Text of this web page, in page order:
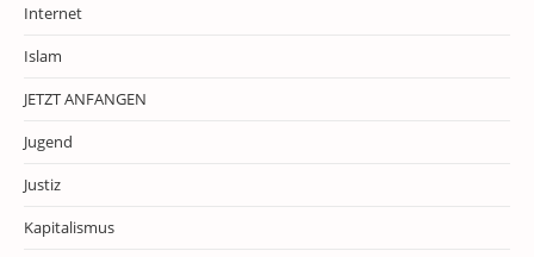
Internet
Islam
JETZT ANFANGEN
Jugend
Justiz
Kapitalismus